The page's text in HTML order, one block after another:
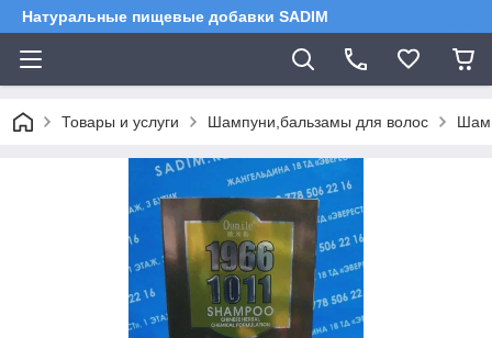
Натуральные пищевые добавки SADIM
Товары и услуги Шампуни,бальзамы для волос